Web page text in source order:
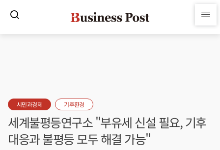
시민과경제 기후환경
세계불평등연구소 "부유세 신설 필요, 기후
대응과 불평등 모두 해결 가능"